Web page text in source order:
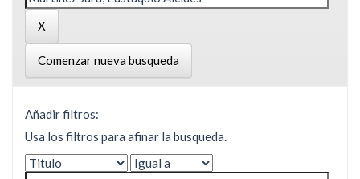
Comenzar nueva busqueda
Añadir filtros:
Usa los filtros para afinar la busqueda.